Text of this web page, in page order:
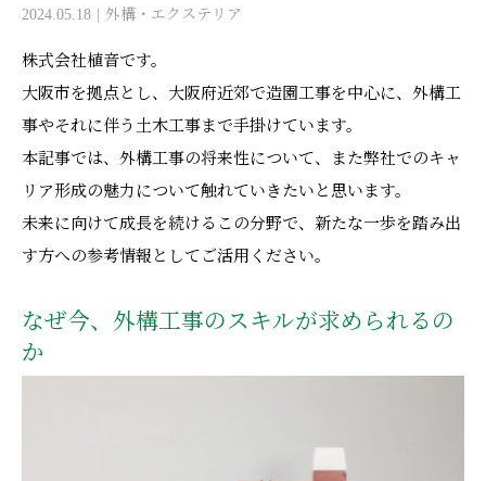
2024.05.18 外構・エクステリア
株式会社植音です。
大阪市を拠点とし、大阪府近郊で造園工事を中心に、外構工
事やそれに伴う土木工事まで手掛けています。
本記事では、外構工事の将来性について、また弊社でのキャ
リア形成の魅力について触れていきたいと思います。
未来に向けて成長を続けるこの分野で、新たな一歩を踏み出
す方への参考情報としてご活用ください。
なぜ今、外構工事のスキルが求められるの
か